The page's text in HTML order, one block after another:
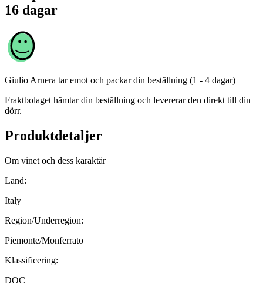
16 dagar
Giulio Arnera tar emot och packar din beställning (1 - 4 dagar)
Fraktbolaget hämtar din beställning och levererar den direkt till din
dörr.
Produktdetaljer
Om vinet och dess karaktär
Land:
Italy
Region/Underregion:
Piemonte/Monferrato
Klassificering:
DOC